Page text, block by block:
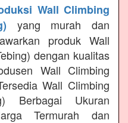
Wall Climbing
yang murah dan
produk Wall
dengan kualitas
Wall Climbing
Wall Climbing
Berbagai Ukuran
Termurah dan